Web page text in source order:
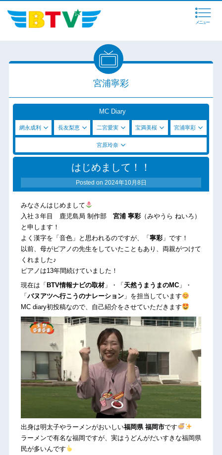
メニュー
宮浦寧彩
MC Diary
網永成利 長友梨恵 二宮愛実 宝満美桜 宮浦寧彩
宮原玲奈
はじめまして！！
Posted on 2024年10月8日
みなさんはじめまして
入社３年目 鹿児島局 制作部 宮浦 寧彩（みやうら ねいろ）
と申します！
よく漢字を「音色」と思われるのですが、「 寧彩」です！
以前、母がピアノの先生をしていたこともあり、両親がつけて
くれました♪
ピアノは13年間続けていました！
現在は「 BTV情報ナビの取材」・「 天然うまうまのMC」・
「 バヌアツへ行こうのナレーション」を担当しています
MC diary初投稿なので、自己紹介をさせていただきます
出身は明太子やラーメンがおいしい福岡県 福岡市です
ラーメンで有名な福岡ですが、実はうどんがだいすきな福岡県
民が多いんです